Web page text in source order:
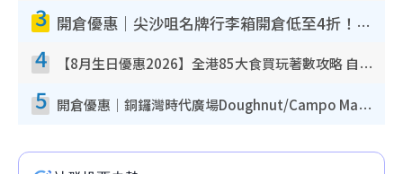
3 開倉優惠｜尖沙咀名牌行李箱開倉低至4折！一連5日 American Tourister/ace./Hallmark $200起！
4 【8月生日優惠2026】全港85大食買玩著數攻略 自助餐/火鍋放題同行免費＋誠品/DONKI送現金券
5 開倉優惠｜銅鑼灣時代廣場Doughnut/Campo Marzio開倉低至1折！背囊、書包、手袋劈價$200起